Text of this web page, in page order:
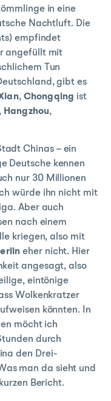
in eine
Nachtluft. Die
empfindet
angefüllt mit
Tun
gibt es
,Chongqing ist
,Hangzhou,
Chinas – ein
Deutsche kennen
nur 30 Millionen
würde ihn nicht mit
Aber auch
nach einem
kriegen, also mit
eher nicht. Hier
angesagt, also
eintönige
Wolkenkratzer
könnten. In
möcht ich
durch
den Drei-
man da sieht und
Bericht.